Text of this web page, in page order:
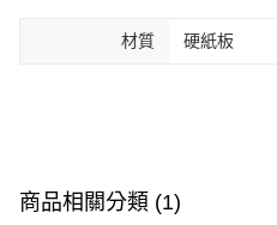
材質 硬紙板
商品相關分類 (1)